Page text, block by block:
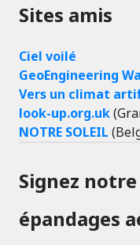
Sites amis
Ciel voilé
GeoEngineering
Vers un climat
look-up.org.uk
NOTRE SOLEIL
Signez
épandages